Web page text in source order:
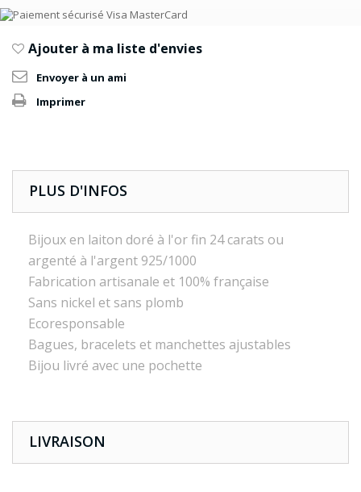
Ajouter à ma liste d'envies
Envoyer à un ami
Imprimer
PLUS D'INFOS
Bijoux en laiton doré à l'or fin 24 carats ou
argenté à l'argent 925/1000
Fabrication artisanale et 100% française
Sans nickel et sans plomb
Ecoresponsable
Bagues, bracelets et manchettes ajustables
Bijou livré avec une pochette
LIVRAISON